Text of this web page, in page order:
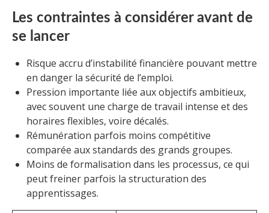
Les contraintes à considérer avant de
se lancer
Risque accru d’instabilité financière pouvant mettre
en danger la sécurité de l’emploi.
Pression importante liée aux objectifs ambitieux,
avec souvent une charge de travail intense et des
horaires flexibles, voire décalés.
Rémunération parfois moins compétitive
comparée aux standards des grands groupes.
Moins de formalisation dans les processus, ce qui
peut freiner parfois la structuration des
apprentissages.